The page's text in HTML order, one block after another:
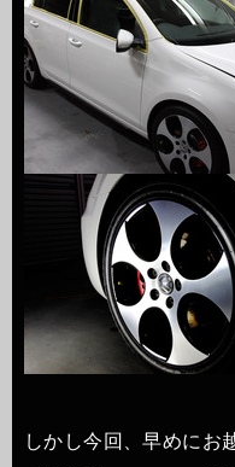
しかし今回、早めにお